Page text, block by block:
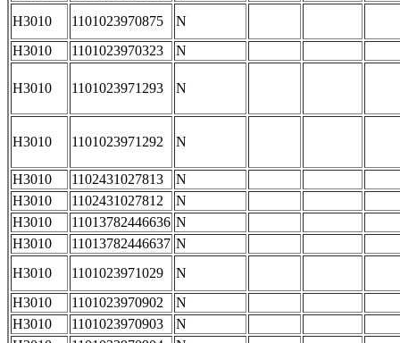
H3010
1101023970875
N
H3010
1101023970323 N
H3010 1101023971293 N
H3010 1101023971292 N
H3010 1102431027813
N
H3010
1102431027812
N
H3010
11013782446636 N
H3010
11013782446637 N
H3010
1101023971029
N
H3010
1101023970902
N
H3010
1101023970903
N